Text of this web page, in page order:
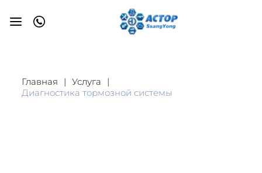
Главная
Услуга
Диагностика тормозной системы